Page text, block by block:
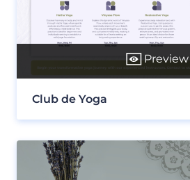
Preview
Club de Yoga